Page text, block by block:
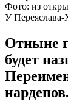
Фото: из
У
Отныне
будет
нардепов.